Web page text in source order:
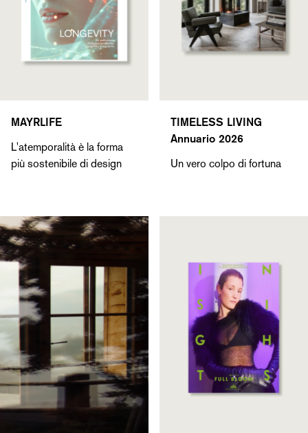
MAYRLIFE
L'atemporalità è la forma
più sostenibile di design
TIMELESS LIVING
Annuario 2026
Un vero colpo di fortuna